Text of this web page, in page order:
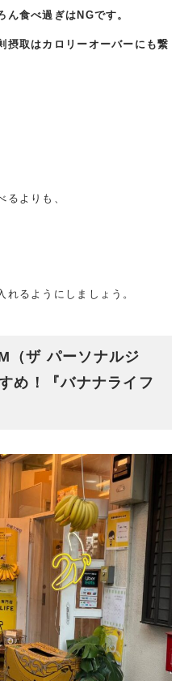
食べ過ぎはNGです。
摂取はカロリーオーバーにも繋
るよりも、
るようにしましょう。
（ザ パーソナルジ
め！『バナナライフ